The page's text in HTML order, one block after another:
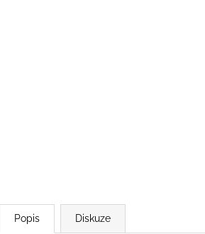
Popis Diskuze